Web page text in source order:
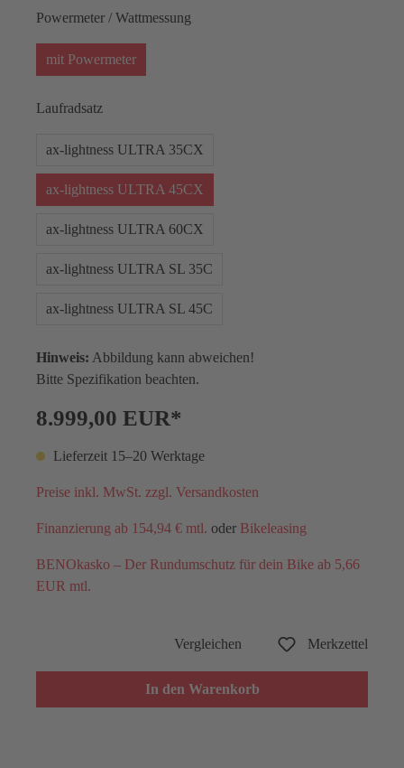
Powermeter / Wattmessung
mit Powermeter
Laufradsatz
ax-lightness ULTRA 35CX
ax-lightness ULTRA 45CX
ax-lightness ULTRA 60CX
ax-lightness ULTRA SL 35C
ax-lightness ULTRA SL 45C
Hinweis: Abbildung kann abweichen!
Bitte Spezifikation beachten.
8.999,00 EUR*
Lieferzeit 15–20 Werktage
Preise inkl. MwSt. zzgl. Versandkosten
Finanzierung ab 154,94 € mtl. oder Bikeleasing
BENOkasko – Der Rundumschutz für dein Bike ab 5,66
EUR mtl.
Vergleichen Merkzettel
In den Warenkorb